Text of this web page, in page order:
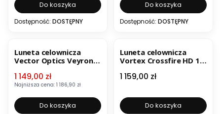
Do koszyka
Dostępność: DOSTĘPNY
Do koszyka
Dostępność: DOSTĘPNY
Luneta celownicza
Vector Optics Veyron
Cena promocyjna
1 149,00 zł
Najniższa cena: 1 186,90 zł
Do koszyka
Luneta celownicza
Vortex Crossfire HD 1-
Hold 2A BDC MOA
Cena
1 159,00 zł
Do koszyka